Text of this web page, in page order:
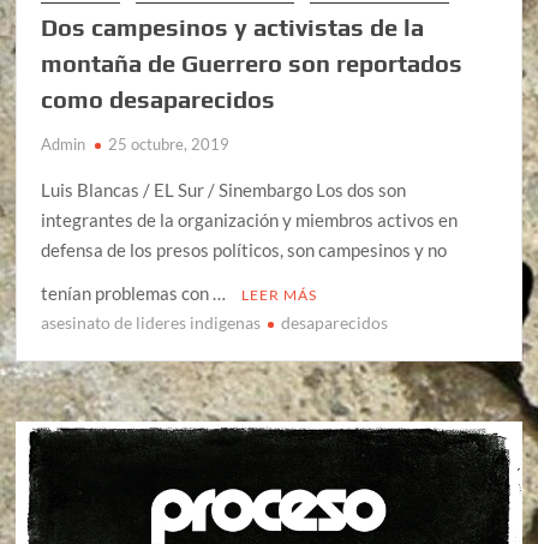
Dos campesinos y activistas de la
montaña de Guerrero son reportados
como desaparecidos
Admin 25 octubre, 2019
Luis Blancas / EL Sur / Sinembargo Los dos son
integrantes de la organización y miembros activos en
defensa de los presos políticos, son campesinos y no
tenían problemas con …
LEER MÁS
asesinato de lideres indigenas desaparecidos